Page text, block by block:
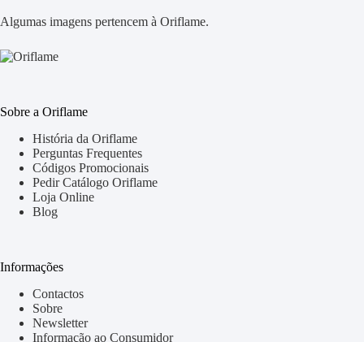
Algumas imagens pertencem à Oriflame.
Sobre a Oriflame
História da Oriflame
Perguntas Frequentes
Códigos Promocionais
Pedir Catálogo Oriflame
Loja Online
Blog
Informações
Contactos
Sobre
Newsletter
Informação ao Consumidor